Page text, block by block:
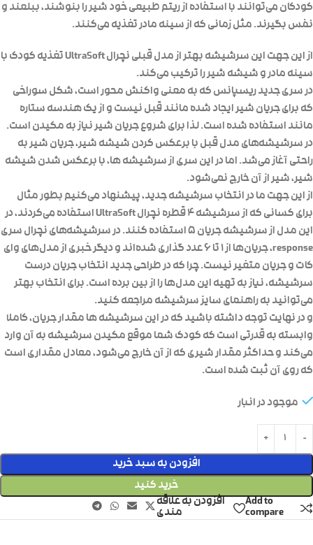
کودکان می‌توانند با استفاده از ریتم طبیعی خود شیر را بنوشند، ببلعند و
نفس بگیرند. مثل زمانی که از سینه مادر تغذیه می‎‌کنند.
از این جهت این سرشیشه بهتر از مدل قبلی نچرال UltraSoft تغذیه کودک با
سینه مادر و شیشه شیر را ترکیب می‌کند.
در سری جدید ریسپانس که به معنی واکنش محور است، شکل سوراخی
که برای جریان شیر ایجاد شده مانند قبل نیست و از یک هندسه ستاره
مانند استفاده شده است. لذا برای شروع جریان شیر نیاز به مکیدن است.
در سرشیشه‌های مدل قبل با برعکس کردن شیشه شیر، جریان شیر به
راحتی آغاز می‌شد. اما در این سری از سرشیشه ها، با برعکس شدن شیشه
شیر، شیر از آن خارج نمی‌شود.
از این جهت ما در انتخاب سرشیشه جدید، پیشنهاد می‌کنیم بطور مثال
برای کسانی که از سرشیشه ۴ قطره نچرال UltraSoft استفاده می‌کردند، در
این مدل از سرشیشه جریان ۵ استفاده کنند. در سرشیشه‌های نچرال سری
response، جریان‌ها از ۱ تا ۶ عدد گذاری شده‌اند و دیگر خبری از مدل‌های وای
کات و جریان متغیر نیست. چرا که در طراحی جدید انتخاب جریان درست
سرشیشه، نیاز به تهیه این مدل‌ها را از بین برده است. برای انتخاب بهتر
می‌توانید به راهنمای سایز سرشیشه مراجعه کنید.
و در نهایت توجه داشته باشید که در این سرشیشه ها مقدار جریان، کاملا
وابسته به قدرتی است که کودک شما موقع مکیدن سرشیشه به آن وارد
می‌کند و حداکثر مقدار شیری که از آن خارج می‌شود، معادل مقداری است
که روی آن ثبت شده است.
موجود در انبار
افزودن به سبد خرید
خرید کنید
Add to
compare
افزودن به علاقه
مندی